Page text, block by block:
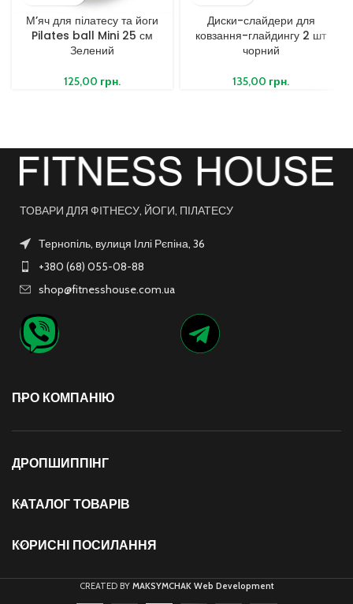
М’яч для пілатесу та йоги
Pilates ball Mini 25 см
Зелений
125,00 грн.
Диски-слайдери для
ковзання-глайдингу 2 шт
чорний
135,00 грн.
ТОВАРИ ДЛЯ ФІТНЕСУ, ЙОГИ, ПІЛАТЕСУ
Тернопіль, вулиця Іллі Рєпіна, 36
+380 (68) 055-08-88
shop@fitnesshouse.com.ua
ПРО КОМПАНІЮ
ДРОПШИППІНГ
КАТАЛОГ ТОВАРІВ
КОРИСНІ ПОСИЛАННЯ
CREATED BY MAKSYMCHAK Web Development